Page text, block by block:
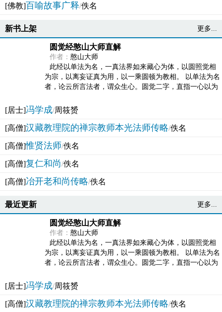
[佛教]百喻故事广释/佚名
新书上架 更多...
圆觉经憨山大师直解
作者： 憨山大师
此经以单法为名，一真法界如来藏心为体，以圆照觉相
为宗，以离妄证真为用，以一乘圆顿为教相。 以单法为名
者，论云所言法者，谓众生心。圆觉二字，直指一心以为
[居士]冯学成/周筱赟
[高僧]汉藏教理院的禅宗教师本光法师传略/佚名
[高僧]惟贤法师/佚名
[高僧]复仁和尚/佚名
[高僧]冶开老和尚传略/佚名
最近更新 更多...
圆觉经憨山大师直解
作者： 憨山大师
此经以单法为名，一真法界如来藏心为体，以圆照觉相
为宗，以离妄证真为用，以一乘圆顿为教相。 以单法为名
者，论云所言法者，谓众生心。圆觉二字，直指一心以为
[居士]冯学成/周筱赟
[高僧]汉藏教理院的禅宗教师本光法师传略/佚名